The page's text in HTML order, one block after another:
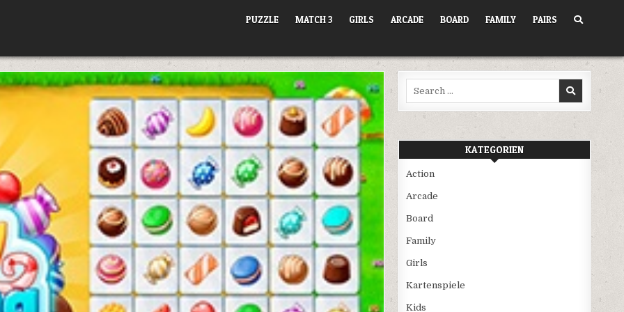
PUZZLE MATCH 3 GIRLS ARCADE BOARD FAMILY PAIRS
KATEGORIEN
Action
Arcade
Board
Family
Girls
Kartenspiele
Kids